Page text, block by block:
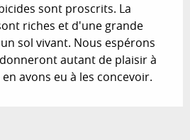
sont proscrits. La
riches et d'une grande
sol vivant. Nous espérons
autant de plaisir à
avons eu à les concevoir.